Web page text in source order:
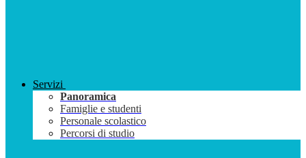
Servizi
Panoramica
Famiglie e studenti
Personale scolastico
Percorsi di studio